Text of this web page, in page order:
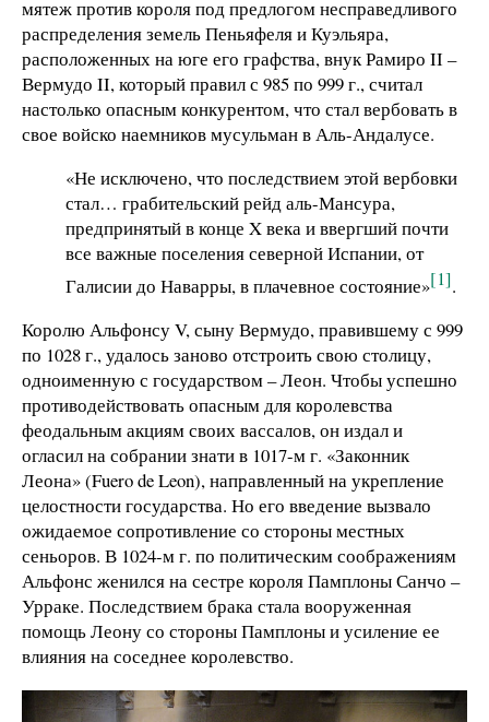
мятеж против короля под предлогом несправедливого
распределения земель Пеньяфеля и Куэльяра,
расположенных на юге его графства, внук Рамиро II –
Вермудо II, который правил с 985 по 999 г., считал
настолько опасным конкурентом, что стал вербовать в
свое войско наемников мусульман в Аль-Андалусе.
«Не исключено, что последствием этой вербовки
стал… грабительский рейд аль-Мансура,
предпринятый в конце X века и ввергший почти
все важные поселения северной Испании, от
Галисии до Наварры, в плачевное состояние»[1].
Королю Альфонсу V, сыну Вермудо, правившему с 999
по 1028 г., удалось заново отстроить свою столицу,
одноименную с государством – Леон. Чтобы успешно
противодействовать опасным для королевства
феодальным акциям своих вассалов, он издал и
огласил на собрании знати в 1017-м г. «Законник
Леона» (Fuero de Leon), направленный на укрепление
целостности государства. Но его введение вызвало
ожидаемое сопротивление со стороны местных
сеньоров. В 1024-м г. по политическим соображениям
Альфонс женился на сестре короля Памплоны Санчо –
Урраке. Последствием брака стала вооруженная
помощь Леону со стороны Памплоны и усиление ее
влияния на соседнее королевство.